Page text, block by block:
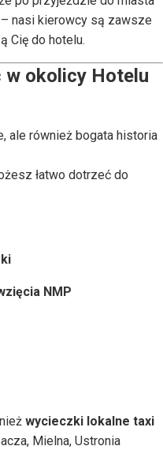
nasi kierowcy są zawsze
Cię do hotelu.
w okolicy Hotelu
ale również bogata historia
łatwo dotrzeć do
NMP
wycieczki lokalne taxi
Mielna, Ustronia